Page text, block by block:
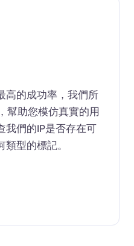
高的成功率，我們所
幫助您模仿真實的用
我們的IP是否存在可
型的標記。